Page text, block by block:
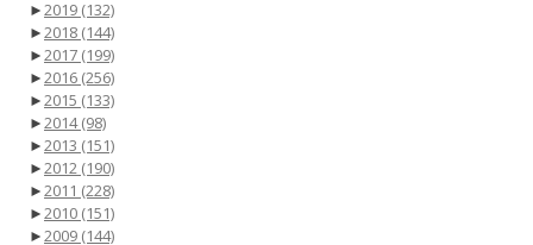
►2019 (132)
►2018 (144)
►2017 (199)
►2016 (256)
►2015 (133)
►2014(98)
►2013 (151)
►2012 (190)
►2011 (228)
►2010 (151)
►2009 (144)